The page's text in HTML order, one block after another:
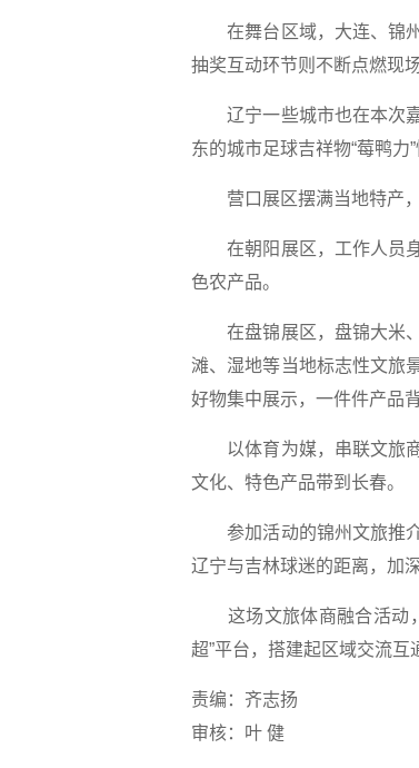
在舞台区域，大连、锦州
抽奖互动环节则不断点燃现场
辽宁一些城市也在本次嘉
东的城市足球吉祥物“莓鸭力
营口展区摆满当地特产，
在朝阳展区，工作人员身
色农产品。
在盘锦展区，盘锦大米、
滩、湿地等当地标志性文旅
好物集中展示，一件件产品
以体育为媒，串联文旅商
文化、特色产品带到长春。
参加活动的锦州文旅推介
辽宁与吉林球迷的距离，加
这场文旅体商融合活动，
超”平台，搭建起区域交流互
责编：齐志扬
审核：叶 健